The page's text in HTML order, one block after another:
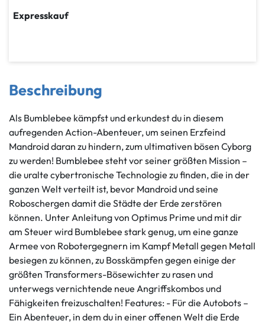
Expresskauf
Beschreibung
Als Bumblebee kämpfst und erkundest du in diesem
aufregenden Action-Abenteuer, um seinen Erzfeind
Mandroid daran zu hindern, zum ultimativen bösen Cyborg
zu werden! Bumblebee steht vor seiner größten Mission –
die uralte cybertronische Technologie zu finden, die in der
ganzen Welt verteilt ist, bevor Mandroid und seine
Roboschergen damit die Städte der Erde zerstören
können. Unter Anleitung von Optimus Prime und mit dir
am Steuer wird Bumblebee stark genug, um eine ganze
Armee von Robotergegnern im Kampf Metall gegen Metall
besiegen zu können, zu Bosskämpfen gegen einige der
größten Transformers-Bösewichter zu rasen und
unterwegs vernichtende neue Angriffskombos und
Fähigkeiten freizuschalten! Features: - Für die Autobots –
Ein Abenteuer, in dem du in einer offenen Welt die Erde